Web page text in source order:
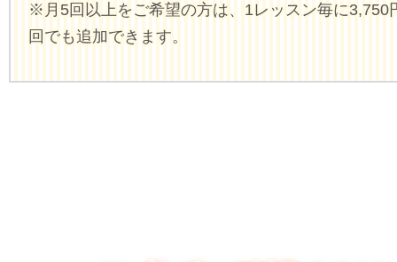
※月5回以上をご希望の方は、1レッスン毎に3,750
回でも追加できます。